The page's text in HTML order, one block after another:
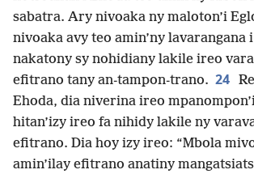
sabatra. Ary nivoaka ny maloton’i
nivoaka avy teo amin’ny lavarangana
nakatony sy nohidiany lakile ireo
efitrano tany an-tampon-trano. 24
Ehoda, dia niverina ireo
hitan’izy ireo fa nihidy lakile ny
efitrano. Dia hoy izy ireo: “Mbola
amin’ilay efitrano anatiny